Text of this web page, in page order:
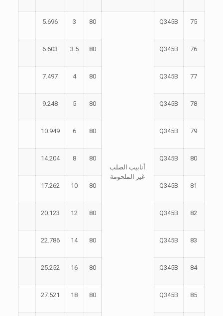
75
Q345B
أنابيب الصلب
غير الملحومة
80
3
5.696
76
Q345B
80
3.5
6.603
77
Q345B
80
4
7.497
78
Q345B
80
5
9.248
79
Q345B
80
6
10.949
80
Q345B
80
8
14.204
81
Q345B
80
10
17.262
82
Q345B
80
12
20.123
83
Q345B
80
14
22.786
84
Q345B
80
16
25.252
85
Q345B
80
18
27.521